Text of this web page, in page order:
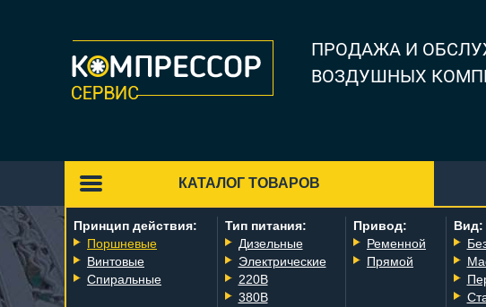
ПРОДАЖА И
ВОЗДУШНЫХ
КАТАЛОГ ТОВАРОВ
Принцип действия:
Поршневые
Винтовые
Спиральные
Тип питания:
Дизельные
Электрические
220В
380В
Привод:
Ременной
Прямой
Вид: